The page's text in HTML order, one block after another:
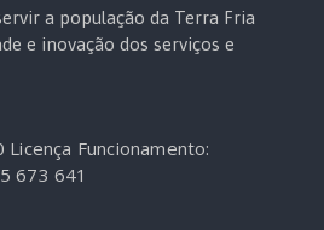
a população da Terra Fria
e inovação dos serviços e
Licença Funcionamento:
673 641